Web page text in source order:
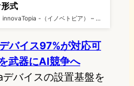
式
innovaTopia -（イノベトピア） – …
バイス97%が対応可
武器にAI競争へ
バイスの設置基盤を